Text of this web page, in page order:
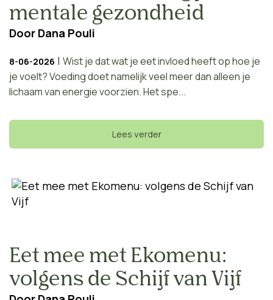
mentale gezondheid
Door Dana Pouli
8-06-2026 | Wist je dat wat je eet invloed heeft op hoe je
je voelt? Voeding doet namelijk veel meer dan alleen je
lichaam van energie voorzien. Het spe...
Lees verder
Eet mee met Ekomenu:
volgens de Schijf van Vijf